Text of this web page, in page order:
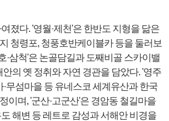
졌다. '영월·제천'은 한반도 지형을 닮은
청령포, 청풍호반케이블카 등을 둘러보
·삼척'은 논골담길과 도째비골 스카이밸
의 옛 정취와 자연 경관을 담았다. '영주
·무섬마을 등 유네스코 세계유산과 한국
이며, '군산·고군산'은 경암동 철길마을
해변 등 레트로 감성과 서해안 비경을